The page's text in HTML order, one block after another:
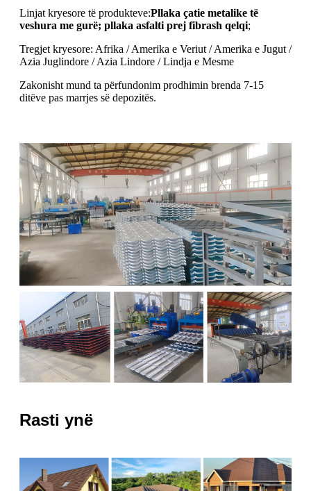
Linjat kryesore të produkteve:Pllaka çatie metalike të
veshura me gurë; pllaka asfalti prej fibrash qelqi;
Tregjet kryesore: Afrika / Amerika e Veriut / Amerika e Jugut /
Azia Juglindore / Azia Lindore / Lindja e Mesme
Zakonisht mund ta përfundonim prodhimin brenda 7-15
ditëve pas marrjes së depozitës.
Rasti ynë